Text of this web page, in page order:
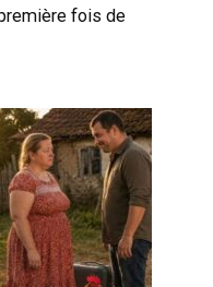
fois de